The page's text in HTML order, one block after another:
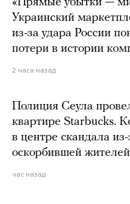
«Прямые убытки —
Украинский
из-за удара России
потери в истории
2 часа назад
Полиция Сеула
квартире Starbucks.
в центре скандала
оскорбившей
час назад